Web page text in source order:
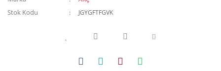
Stok Kodu JGYGFTFGVK